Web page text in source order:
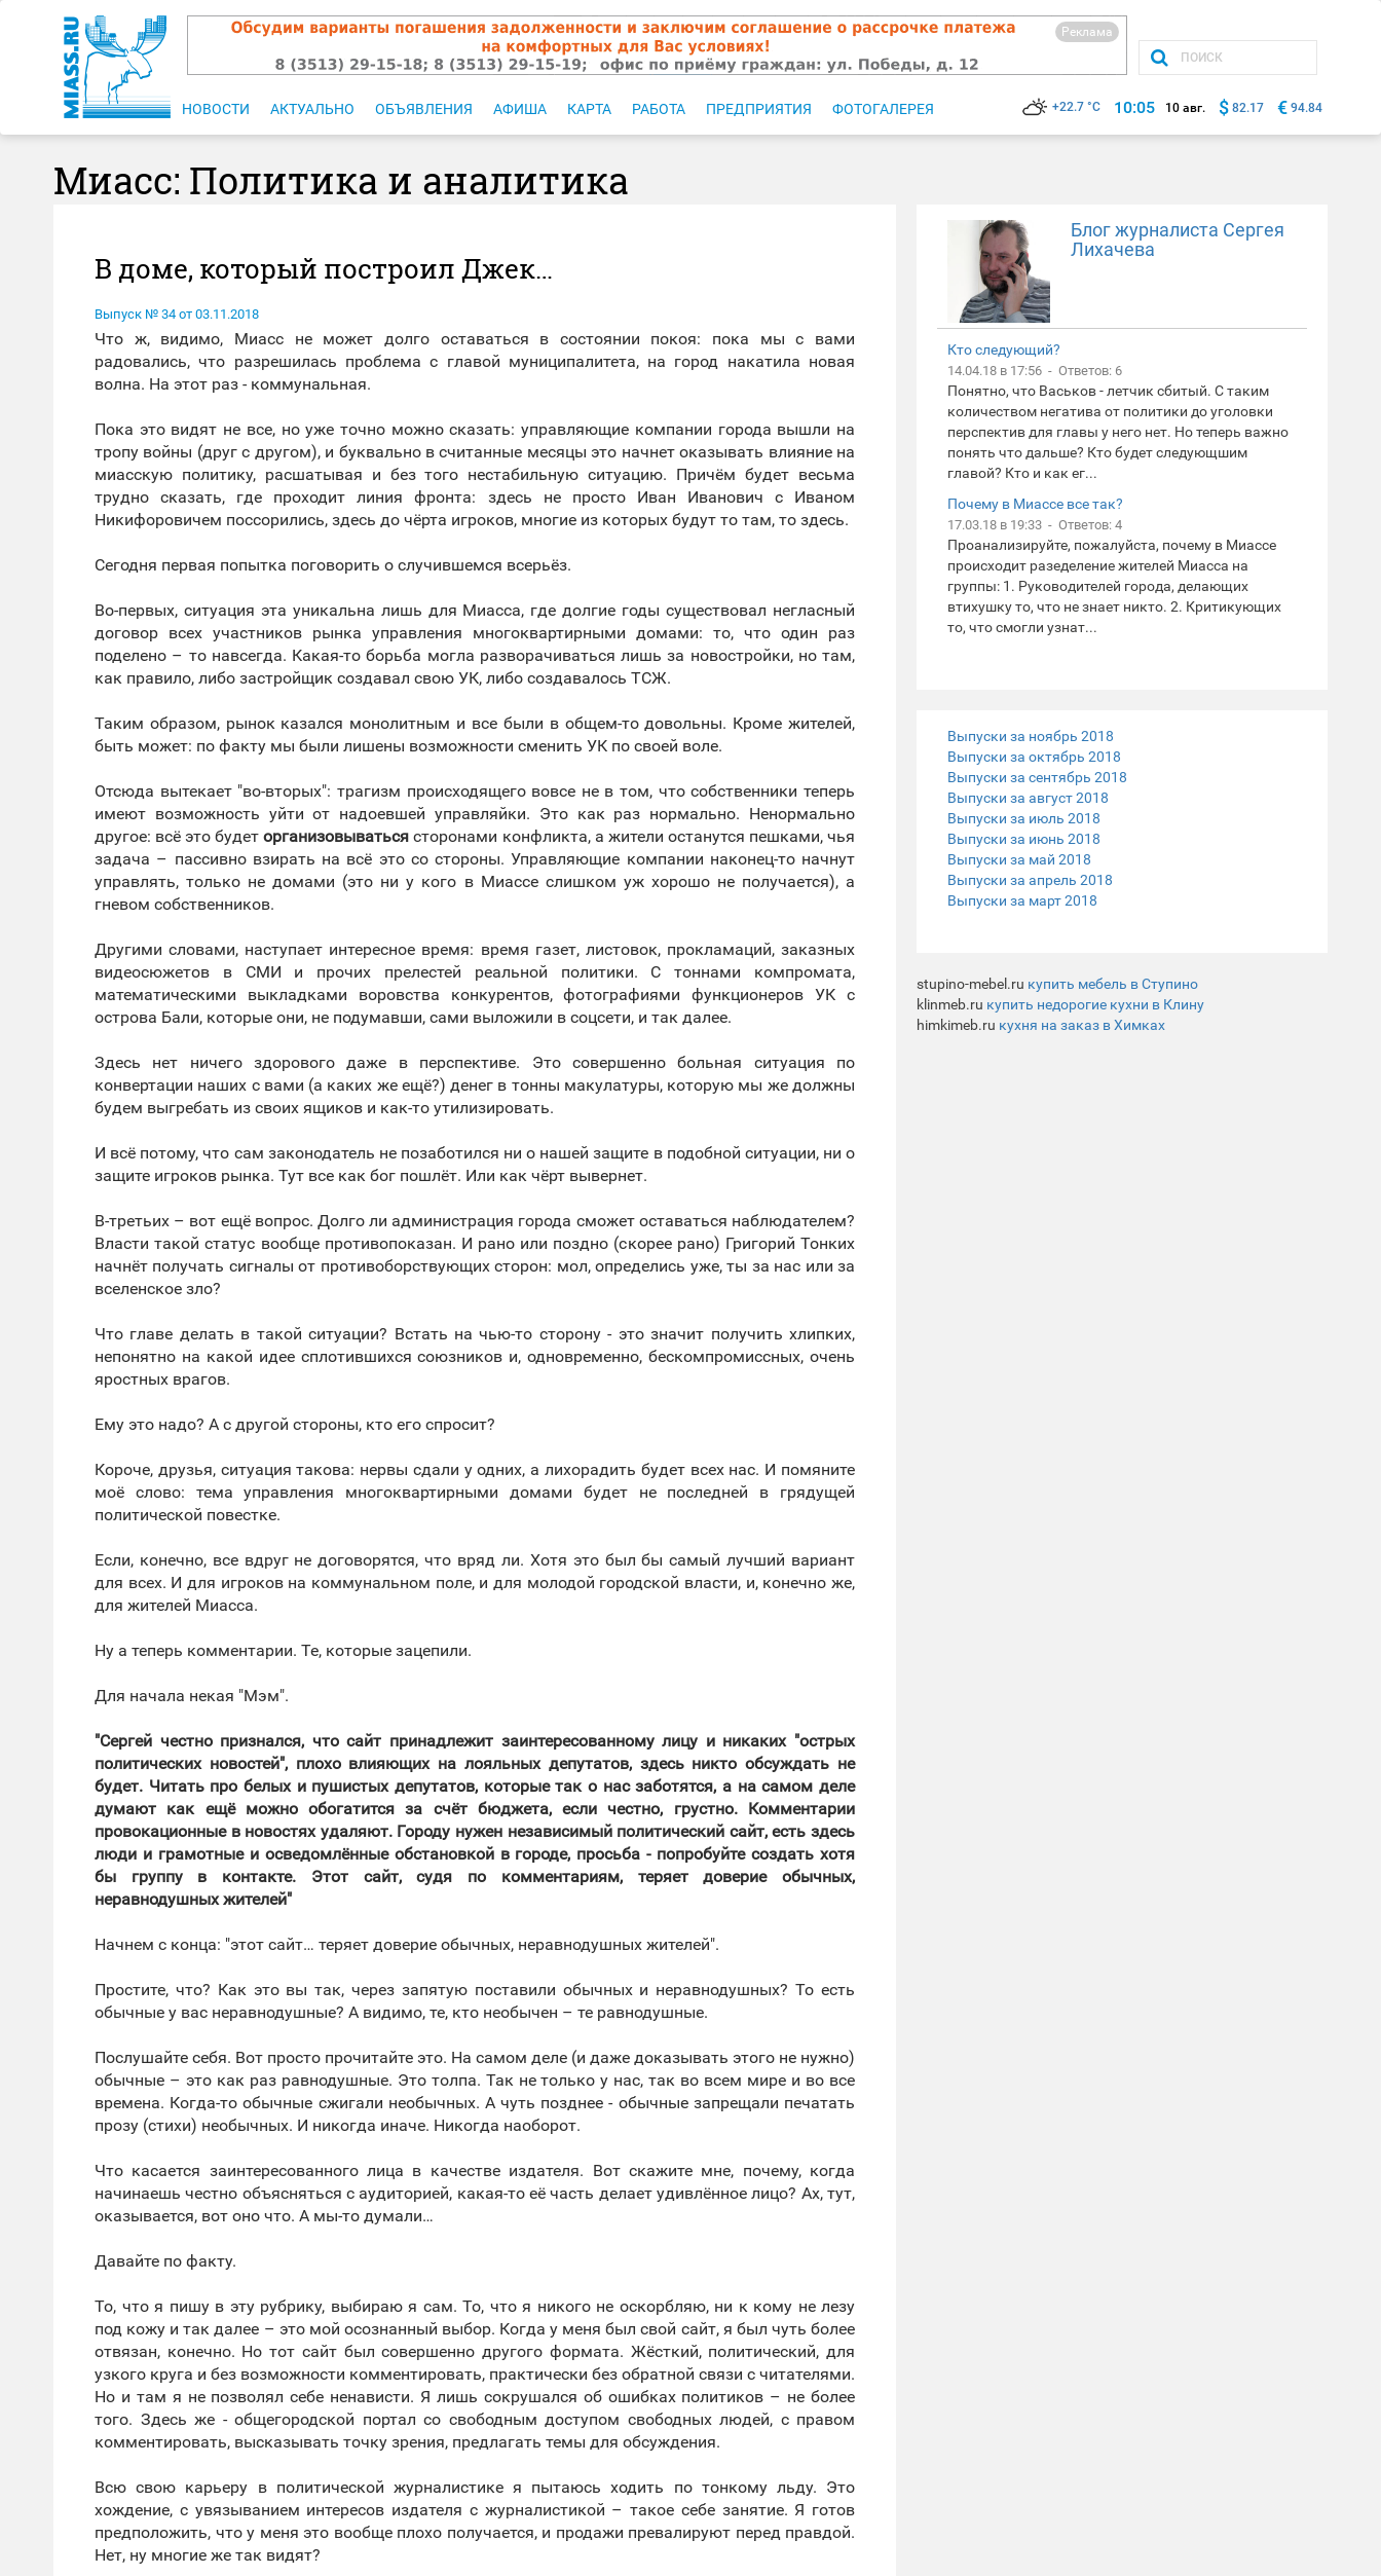
Реклама
НОВОСТИ АКТУАЛЬНО ОБЪЯВЛЕНИЯ АФИША КАРТА РАБОТА ПРЕДПРИЯТИЯ ФОТОГАЛЕРЕЯ +22.7 °C 10:05 10 авг. $ 82.17 € 94.84
Миасс: Политика и аналитика
В доме, который построил Джек…
Выпуск № 34 от 03.11.2018
Что ж, видимо, Миасс не может долго оставаться в состоянии покоя: пока мы с вами
радовались, что разрешилась проблема с главой муниципалитета, на город накатила новая
волна. На этот раз - коммунальная.
Пока это видят не все, но уже точно можно сказать: управляющие компании города вышли на
тропу войны (друг с другом), и буквально в считанные месяцы это начнет оказывать влияние на
миасскую политику, расшатывая и без того нестабильную ситуацию. Причём будет весьма
трудно сказать, где проходит линия фронта: здесь не просто Иван Иванович с Иваном
Никифоровичем поссорились, здесь до чёрта игроков, многие из которых будут то там, то здесь.
Сегодня первая попытка поговорить о случившемся всерьёз.
Во-первых, ситуация эта уникальна лишь для Миасса, где долгие годы существовал негласный
договор всех участников рынка управления многоквартирными домами: то, что один раз
поделено – то навсегда. Какая-то борьба могла разворачиваться лишь за новостройки, но там,
как правило, либо застройщик создавал свою УК, либо создавалось ТСЖ.
Таким образом, рынок казался монолитным и все были в общем-то довольны. Кроме жителей,
быть может: по факту мы были лишены возможности сменить УК по своей воле.
Отсюда вытекает "во-вторых": трагизм происходящего вовсе не в том, что собственники теперь
имеют возможность уйти от надоевшей управляйки. Это как раз нормально. Ненормально
другое: всё это будеторганизовываться сторонами конфликта, а жители останутся пешками, чья
задача – пассивно взирать на всё это со стороны. Управляющие компании наконец-то начнут
управлять, только не домами (это ни у кого в Миассе слишком уж хорошо не получается), а
гневом собственников.
Другими словами, наступает интересное время: время газет, листовок, прокламаций, заказных
видеосюжетов в СМИ и прочих прелестей реальной политики. С тоннами компромата,
математическими выкладками воровства конкурентов, фотографиями функционеров УК с
острова Бали, которые они, не подумавши, сами выложили в соцсети, и так далее.
Здесь нет ничего здорового даже в перспективе. Это совершенно больная ситуация по
конвертации наших с вами (а каких же ещё?) денег в тонны макулатуры, которую мы же должны
будем выгребать из своих ящиков и как-то утилизировать.
И всё потому, что сам законодатель не позаботился ни о нашей защите в подобной ситуации, ни о
защите игроков рынка. Тут все как бог пошлёт. Или как чёрт вывернет.
В-третьих – вот ещё вопрос. Долго ли администрация города сможет оставаться наблюдателем?
Власти такой статус вообще противопоказан. И рано или поздно (скорее рано) Григорий Тонких
начнёт получать сигналы от противоборствующих сторон: мол, определись уже, ты за нас или за
вселенское зло?
Что главе делать в такой ситуации? Встать на чью-то сторону - это значит получить хлипких,
непонятно на какой идее сплотившихся союзников и, одновременно, бескомпромиссных, очень
яростных врагов.
Ему это надо? А с другой стороны, кто его спросит?
Короче, друзья, ситуация такова: нервы сдали у одних, а лихорадить будет всех нас. И помяните
моё слово: тема управления многоквартирными домами будет не последней в грядущей
политической повестке.
Если, конечно, все вдруг не договорятся, что вряд ли. Хотя это был бы самый лучший вариант
для всех. И для игроков на коммунальном поле, и для молодой городской власти, и, конечно же,
для жителей Миасса.
Ну а теперь комментарии. Те, которые зацепили.
Для начала некая "Мэм".
"Сергей честно признался, что сайт принадлежит заинтересованному лицу и никаких "острых
политических новостей", плохо влияющих на лояльных депутатов, здесь никто обсуждать не
будет. Читать про белых и пушистых депутатов, которые так о нас заботятся, а на самом деле
думают как ещё можно обогатится за счёт бюджета, если честно, грустно. Комментарии
провокационные в новостях удаляют. Городу нужен независимый политический сайт, есть здесь
люди и грамотные и осведомлённые обстановкой в городе, просьба - попробуйте создать хотя
бы группу в контакте. Этот сайт, судя по комментариям, теряет доверие обычных,
неравнодушных жителей"
Начнем с конца: "этот сайт… теряет доверие обычных, неравнодушных жителей".
Простите, что? Как это вы так, через запятую поставили обычных и неравнодушных? То есть
обычные у вас неравнодушные? А видимо, те, кто необычен – те равнодушные.
Послушайте себя. Вот просто прочитайте это. На самом деле (и даже доказывать этого не нужно)
обычные – это как раз равнодушные. Это толпа. Так не только у нас, так во всем мире и во все
времена. Когда-то обычные сжигали необычных. А чуть позднее - обычные запрещали печатать
прозу (стихи) необычных. И никогда иначе. Никогда наоборот.
Что касается заинтересованного лица в качестве издателя. Вот скажите мне, почему, когда
начинаешь честно объясняться с аудиторией, какая-то её часть делает удивлённое лицо? Ах, тут,
оказывается, вот оно что. А мы-то думали…
Давайте по факту.
То, что я пишу в эту рубрику, выбираю я сам. То, что я никого не оскорбляю, ни к кому не лезу
под кожу и так далее – это мой осознанный выбор. Когда у меня был свой сайт, я был чуть более
отвязан, конечно. Но тот сайт был совершенно другого формата. Жёсткий, политический, для
узкого круга и без возможности комментировать, практически без обратной связи с читателями.
Но и там я не позволял себе ненависти. Я лишь сокрушался об ошибках политиков – не более
того. Здесь же - общегородской портал со свободным доступом свободных людей, с правом
комментировать, высказывать точку зрения, предлагать темы для обсуждения.
Всю свою карьеру в политической журналистике я пытаюсь ходить по тонкому льду. Это
хождение, с увязыванием интересов издателя с журналистикой – такое себе занятие. Я готов
предположить, что у меня это вообще плохо получается, и продажи превалируют перед правдой.
Нет, ну многие же так видят?
Блог журналиста Сергея
Лихачева
Кто следующий?
14.04.18 в 17:56 - Ответов: 6
Понятно, что Васьков - летчик сбитый. С таким
количеством негатива от политики до уголовки
перспектив для главы у него нет. Но теперь важно
понять что дальше? Кто будет следующшим
главой? Кто и как ег...
Почему в Миассе все так?
17.03.18 в 19:33 - Ответов: 4
Проанализируйте, пожалуйста, почему в Миассе
происходит разеделение жителей Миасса на
группы: 1. Руководителей города, делающих
втихушку то, что не знает никто. 2. Критикующих
то, что смогли узнат...
Выпуски за ноябрь 2018
Выпуски за октябрь 2018
Выпуски за сентябрь 2018
Выпуски за август 2018
Выпуски за июль 2018
Выпуски за июнь 2018
Выпуски за май 2018
Выпуски за апрель 2018
Выпуски за март 2018
stupino-mebel.ru купить мебель в Ступино
klinmeb.ru купить недорогие кухни в Клину
himkimeb.ru кухня на заказ в Химках